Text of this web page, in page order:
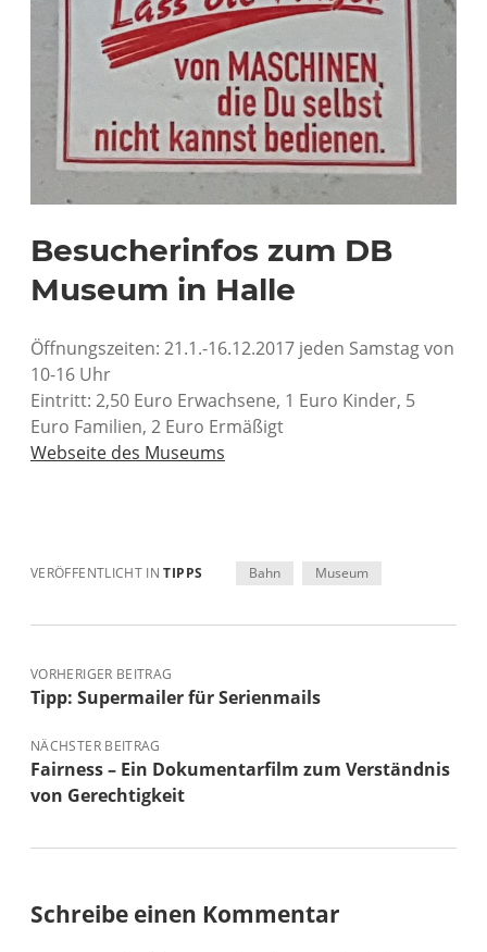
Besucherinfos zum DB
Museum in Halle
Öffnungszeiten: 21.1.-16.12.2017 jeden Samstag von
10-16 Uhr
Eintritt: 2,50 Euro Erwachsene, 1 Euro Kinder, 5
Euro Familien, 2 Euro Ermäßigt
Webseite des Museums
VERÖFFENTLICHT INTIPPS Bahn Museum
VORHERIGER BEITRAG
Tipp: Supermailer für Serienmails
NÄCHSTER BEITRAG
Fairness – Ein Dokumentarfilm zum Verständnis
von Gerechtigkeit
Schreibe einen Kommentar